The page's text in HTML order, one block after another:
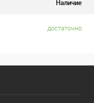
Наличие
достаточно